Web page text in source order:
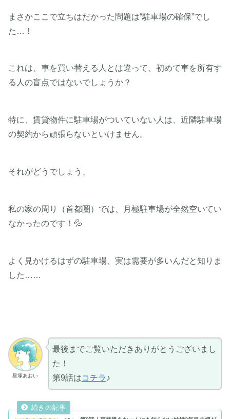
まさかここで立ちはだかった問題は“駐車場の確保”でし
た…！
これは、車を買い替える人とは違って、初めて車を所有す
る人の盲点ではないでしょうか？
特に、賃貸物件に駐車場がついていない人は、近隣駐車場
の契約から頑張らないといけません。
それがどうでしょう、
私の家の周り（首都圏）では、月極駐車場が全然空いてい
なかったのです！💦
よく見かけるはずの駐車場、実は需要が多いんだと知りま
した……
星塚あおい
最後までご覧いただきありがとうございまし
た！
第9話はコチラ ♪